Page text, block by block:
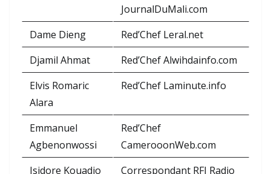
JournalDuMali.com
Dame Dieng
Red’Chef Leral.net
Djamil Ahmat
Red’Chef Alwihdainfo.com
Elvis Romaric
Alara
Red’Chef Laminute.info
Emmanuel
Agbenonwossi
Red’Chef
CamerooonWeb.com
Isidore Kouadio
Correspondant RFI Radio